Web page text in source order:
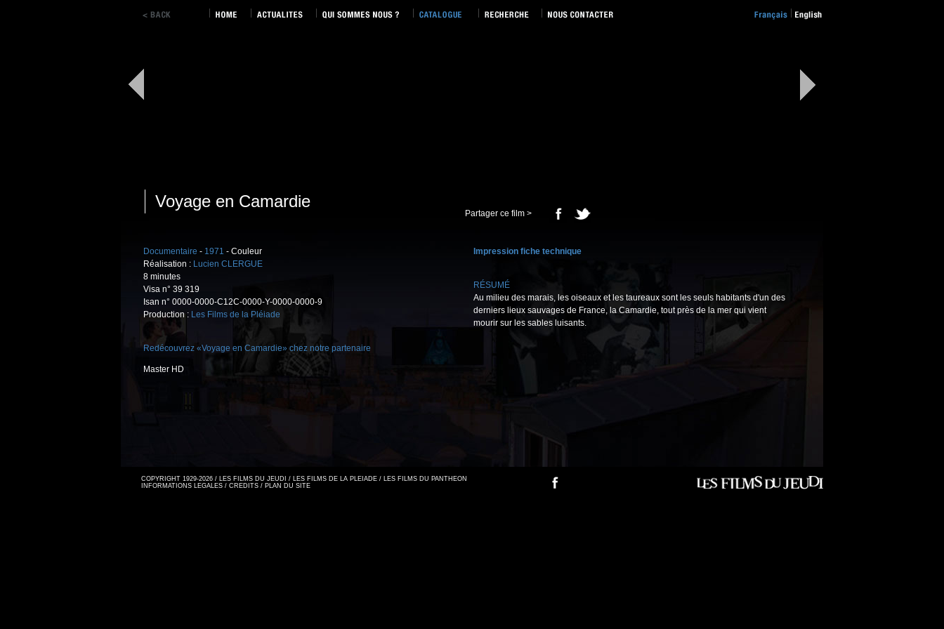
Voyage en Camardie
Partager ce film >
Documentaire - 1971 - Couleur
Réalisation : Lucien CLERGUE
8 minutes
Visa n° 39 319
Isan n° 0000-0000-C12C-0000-Y-0000-0000-9
Production : Les Films de la Pléiade
Redécouvrez «Voyage en Camardie» chez notre partenaire
Master HD
Impression fiche technique
RÉSUMÉ
Au milieu des marais, les oiseaux et les taureaux sont les seuls habitants d'un des
derniers lieux sauvages de France, la Camardie, tout près de la mer qui vient
mourir sur les sables luisants.
COPYRIGHT 1929-2026 / LES FILMS DU JEUDI / LES FILMS DE LA PLEIADE / LES FILMS DU PANTHEON
INFORMATIONS LEGALES / CREDITS / PLAN DU SITE